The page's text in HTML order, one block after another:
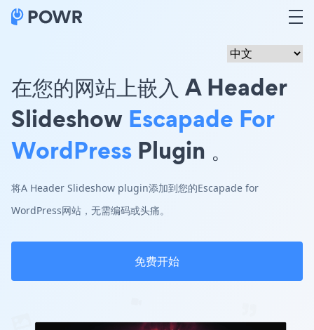
在您的网站上嵌入 A Header
Slideshow Escapade For
WordPress Plugin 。
将A Header Slideshow plugin添加到您的Escapade for
WordPress网站，无需编码或头痛。
免费开始